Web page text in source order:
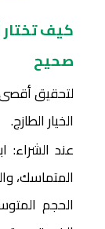
كيف
صحيح
لتحقيق
الخيار الطازج.
عند الشراء:
المتماسك،
الحجم